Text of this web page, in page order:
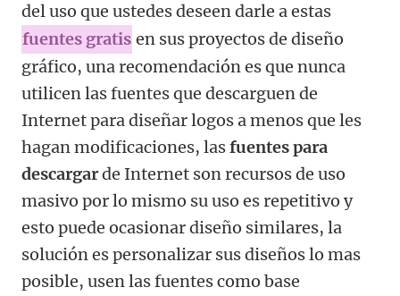
del uso que ustedes deseen darle a estas
fuentes gratis en sus proyectos de diseño
gráfico, una recomendación es que nunca
utilicen las fuentes que descarguen de
Internet para diseñar logos a menos que les
hagan modificaciones, lasfuentes para
descargarde Internet son recursos de uso
masivo por lo mismo su uso es repetitivo y
esto puede ocasionar diseño similares, la
solución es personalizar sus diseños lo mas
posible, usen las fuentes como base